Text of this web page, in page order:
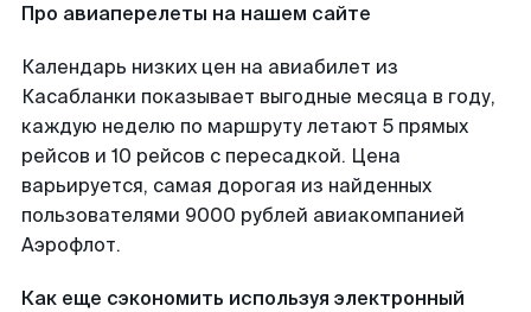
Про авиаперелеты на нашем сайте
Календарь низких цен на авиабилет из
Касабланки показывает выгодные месяца в году,
каждую неделю по маршруту летают 5 прямых
рейсов и 10 рейсов с пересадкой. Цена
варьируется, самая дорогая из найденных
пользователями 9000 рублей авиакомпанией
Аэрофлот.
Как еще сэкономить используя электронный